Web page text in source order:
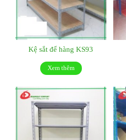
Kệ sắt để hàng KS93
Xem thêm